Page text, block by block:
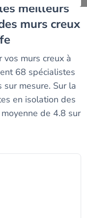
murs creux
murs creux à
68 spécialistes
mesure. Sur la
en isolation des
de 4.8 sur